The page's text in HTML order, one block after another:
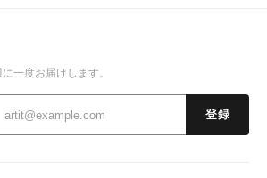
一度お届けします。
登録